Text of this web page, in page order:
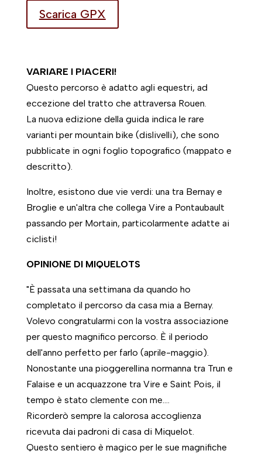
Scarica GPX
VARIARE I PIACERI!
Questo percorso è adatto agli equestri, ad
eccezione del tratto che attraversa Rouen.
La nuova edizione della guida indica le rare
varianti per mountain bike (dislivelli), che sono
pubblicate in ogni foglio topografico (mappato e
descritto).
Inoltre, esistono due vie verdi: una tra Bernay e
Broglie e un'altra che collega Vire a Pontaubault
passando per Mortain, particolarmente adatte ai
ciclisti!
OPINIONE DI MIQUELOTS
"È passata una settimana da quando ho
completato il percorso da casa mia a Bernay.
Volevo congratularmi con la vostra associazione
per questo magnifico percorso. È il periodo
dell'anno perfetto per farlo (aprile-maggio).
Nonostante una pioggerellina normanna tra Trun e
Falaise e un acquazzone tra Vire e Saint Pois, il
tempo è stato clemente con me....
Ricorderò sempre la calorosa accoglienza
ricevuta dai padroni di casa di Miquelot.
Questo sentiero è magico per le sue magnifiche